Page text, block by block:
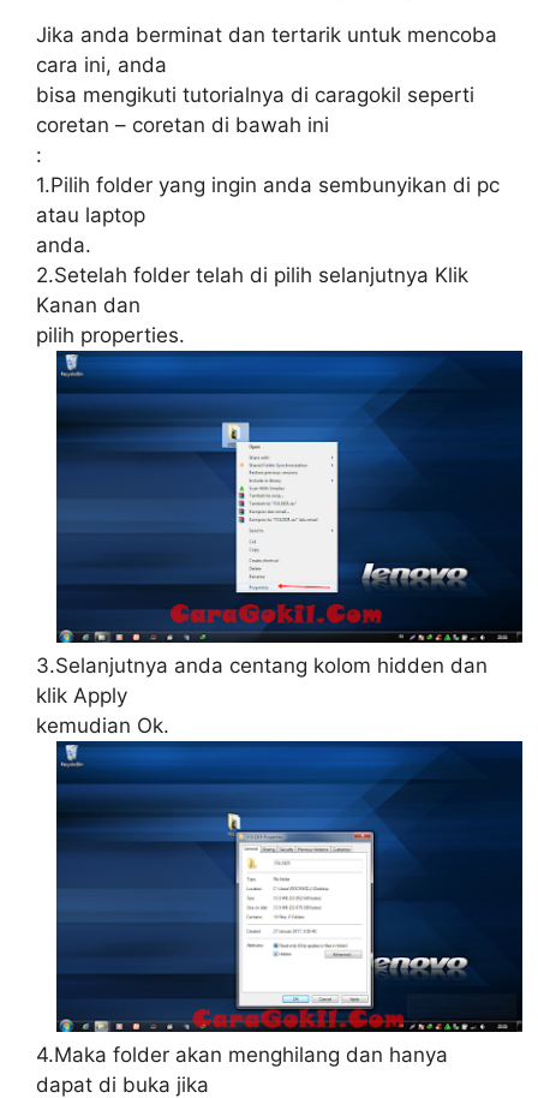
Jika anda berminat dan tertarik untuk mencoba
cara ini, anda
bisa mengikuti tutorialnya di caragokil seperti
coretan – coretan di bawah ini
:
1.Pilih folder yang ingin anda sembunyikan di pc
atau laptop
anda.
2.Setelah folder telah di pilih selanjutnya Klik
Kanan dan
pilih properties.
3.Selanjutnya anda centang kolom hidden dan
klik Apply
kemudian Ok.
4.Maka folder akan menghilang dan hanya
dapat di buka jika